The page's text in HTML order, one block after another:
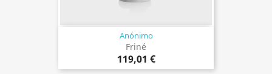
Anónimo
Friné
119,01 €